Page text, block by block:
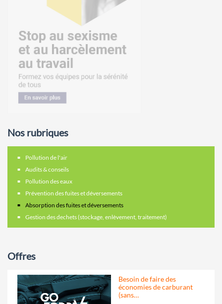
Nos rubriques
Pollution de l'air
Audits & conseils
Pollution des eaux
Prévention des fuites et déversements
Absorption des fuites et déversements
Gestion des dechets (stockage, enlèvement, traitement)
Offres
Besoin de faire des
économies de carburant
(sans…